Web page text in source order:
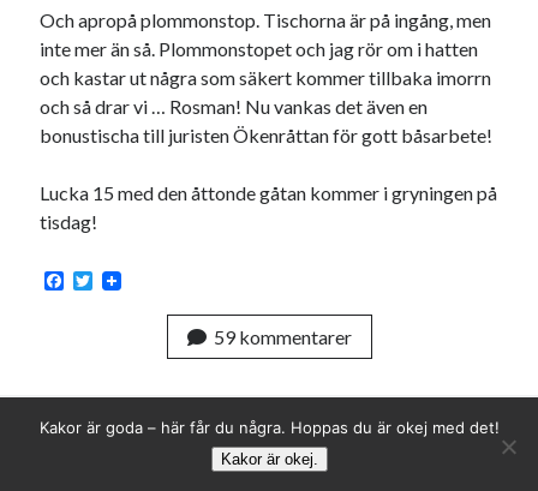
Och apropå plommonstop. Tischorna är på ingång, men
inte mer än så. Plommonstopet och jag rör om i hatten
och kastar ut några som säkert kommer tillbaka imorrn
och så drar vi … Rosman! Nu vankas det även en
bonustischa till juristen Ökenråttan för gott båsarbete!
Lucka 15 med den åttonde gåtan kommer i gryningen på
tisdag!
F
o
T
r
59 kommentarer
Kakor är goda – här får du några. Hoppas du är okej med det!
Kakor är okej.